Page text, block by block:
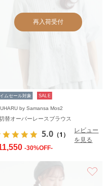
再入荷受付
ムセール対象 SALE
by Samansa Mos2
替オーバーレースブラウス
5.0 （1）
レビュー
を見る
-30%OFF-